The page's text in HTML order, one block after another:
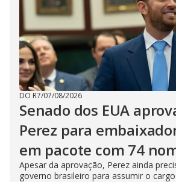
DO R7/07/08/2026
Senado dos EUA
Perez para
em pacote com 74
Apesar da aprovação, Perez ainda
governo brasileiro para assumir o cargo